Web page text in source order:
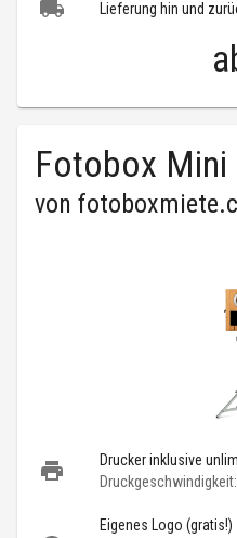
Lieferung hin und
Fotobox Mini
von
Drucker inklusive
Eigenes Logo (gratis!)